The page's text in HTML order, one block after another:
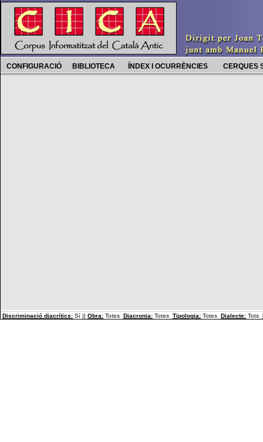
CONFIGURACIÓ BIBLIOTECA ÍNDEX I OCURRÈNCIES CERQUES
Discriminació diacrítics: Sí || Obra: Totes Diacronia: Totes Tipologia: Totes Dialecte: Tots